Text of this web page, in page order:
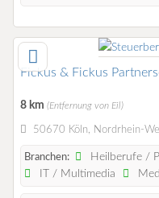
Fickus & Fickus
8 km (Entfernung von Eil)
50670 Köln, Nordrhein-
Branchen:
Heilberufe /
IT / Multimedia